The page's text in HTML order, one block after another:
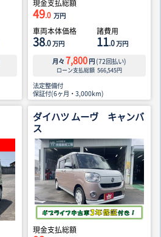
現金支払総額
49.0 万円
車両本体価格
38.0万円
諸費用
11.0万円
月々 7,800 円 (72回払い)
ローン支払総額 566,545円
法定整備付
保証付(6ヶ月・3,000km)
ダイハツ ムーヴ キャンバ
ス
現金支払総額